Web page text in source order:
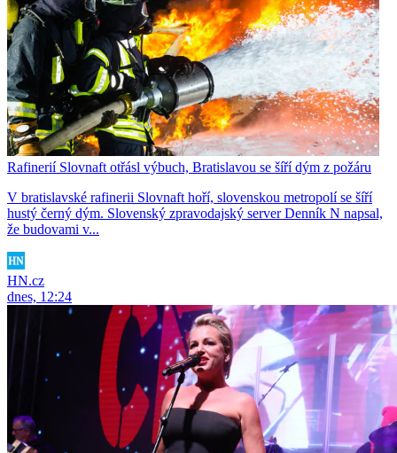
Rafinerií Slovnaft otřásl výbuch, Bratislavou se šíří dým z požáru
V bratislavské rafinerii Slovnaft hoří, slovenskou metropolí se šíří
hustý černý dým. Slovenský zpravodajský server Denník N napsal,
že budovami v...
HN.cz
dnes, 12:24